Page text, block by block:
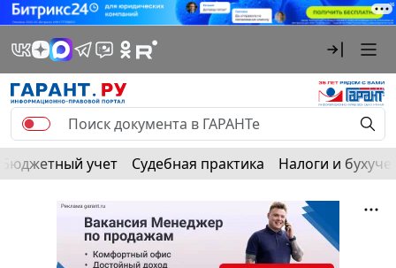
Бюджетный учет Судебная практика Налоги и